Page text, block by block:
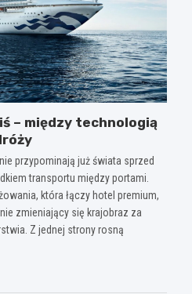
– między technologią
przypominają już świata sprzed
transportu między portami.
która łączy hotel premium,
zmieniający się krajobraz za
Z jednej strony rosną